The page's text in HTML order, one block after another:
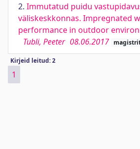
2. Immutatud puidu
väliskeskkonnas. Impregnated
performance in outdoor
Tubli, Peeter 08.06.2017
Kirjeid leitud: 2
1